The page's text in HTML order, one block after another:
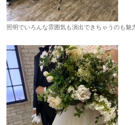
照明でいろんな雰囲気も演出できちゃうのも魅